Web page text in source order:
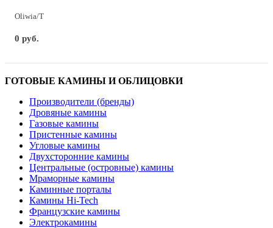
Oliwia/T
0 руб.
ГОТОВЫЕ КАМИНЫ И ОБЛИЦОВКИ
Производители (бренды)
Дровяные камины
Газовые камины
Пристенные камины
Угловые камины
Двухсторонние камины
Центральные (островные) камины
Мраморные камины
Каминные порталы
Камины Hi-Tech
Французские камины
Электрокамины